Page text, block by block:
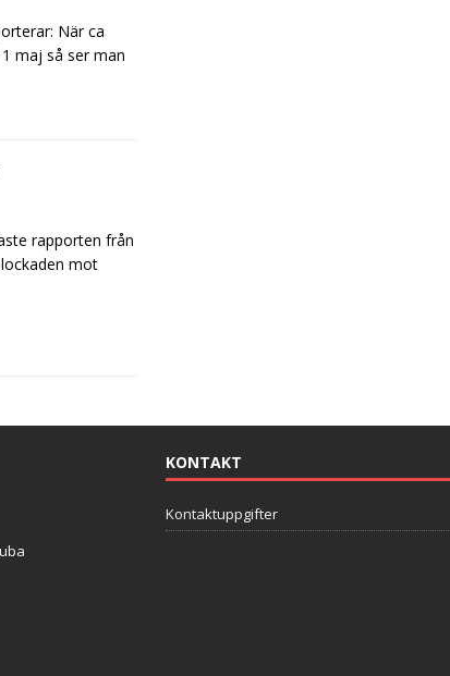
När ca
maj så ser man
rapporten från
mot
KONTAKT
Kontaktuppgifter